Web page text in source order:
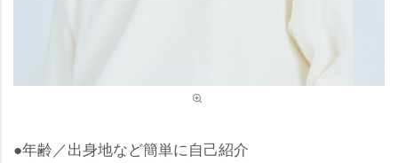
●年齢／出身地など簡単に自己紹介